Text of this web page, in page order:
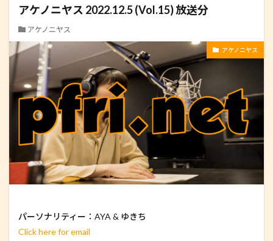
アケノニヤス 2022.12.5 (Vol.15) 放送分
アケノニヤス
アケノニヤス
パーソナリティー：AYA & ゆきち
Click here for email